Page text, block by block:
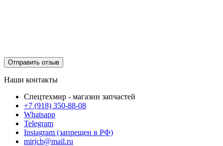
Отправить отзыв
Наши контакты
Спецтехмир - магазин запчастей
+7 (918) 350-88-08
Whatsapp
Telegram
Instagram (запрещен в РФ)
mirjcb@mail.ru